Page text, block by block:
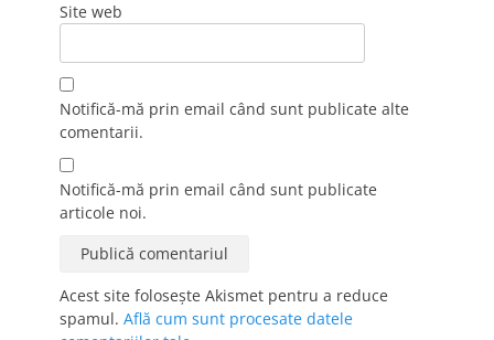
Site web
Notifică-mă prin email când sunt publicate alte
comentarii.
Notifică-mă prin email când sunt publicate
articole noi.
Acest site folosește Akismet pentru a reduce
spamul. Află cum sunt procesate datele